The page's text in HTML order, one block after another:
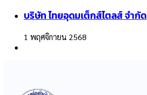
บริษัท ไทยอุดมเต็กส์ไตลส์ จำกัด
1 พฤศจิกายน 2568